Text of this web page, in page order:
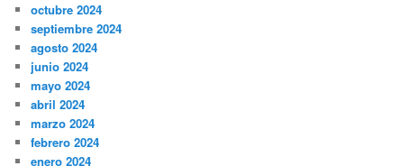
octubre 2024
septiembre 2024
agosto 2024
junio 2024
mayo 2024
abril 2024
marzo 2024
febrero 2024
enero 2024